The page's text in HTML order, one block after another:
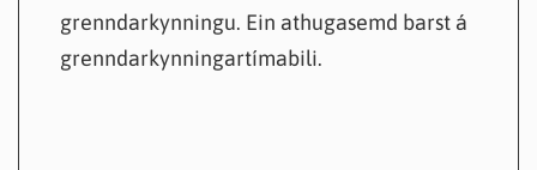
grenndarkynningu. Ein athugasemd barst á
grenndarkynningartímabili.